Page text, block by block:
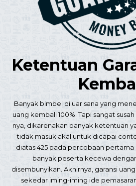
Ketentuan
Banyak bimbel diluar sana yang
uang kembali 100%. Tapi sangat
nya, dikarenakan banyak ketentuan
tidak masuk akal untuk dicapai
diatas 425 pada percobaan pertama
banyak peserta kecewa
disembunyikan. Akhirnya, garansi
sekedar iming-iming ide